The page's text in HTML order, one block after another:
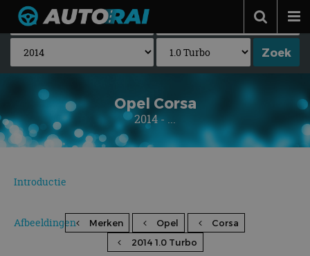
Autonieuws
Podcast
Autotests
Automerken
Adverteren
Contact
Opel Corsa
2014 - ...
Introductie
Afbeeldingen Merken Opel
Corsa
2014 1.0 Turbo